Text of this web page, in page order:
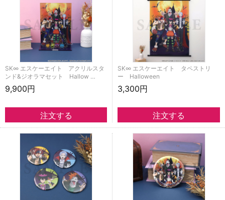
SK∞ エスケーエイト アクリルスタ
ンド&ジオラマセット Hallow …
9,900円
SK∞ エスケーエイト タペストリ
ー Halloween
3,300円